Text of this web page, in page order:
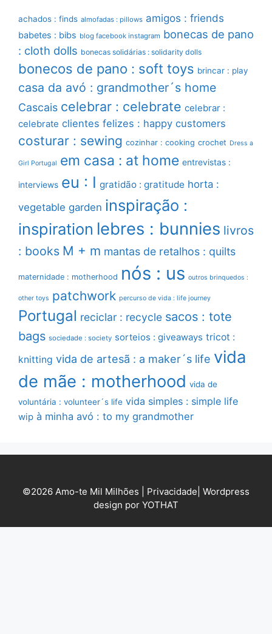
achados : finds almofadas : pillows amigos : friends
babetes : bibs blog facebook instagram bonecas de pano
: cloth dolls bonecas solidárias : solidarity dolls
bonecos de pano : soft toys brincar : play
casa da avó : grandmother´s home
Cascais celebrar : celebrate celebrar :
celebrate clientes felizes : happy customers
costurar : sewing cozinhar : cooking crochet Dress a
Girl Portugal em casa : at home entrevistas :
interviews eu : I gratidão : gratitude horta :
vegetable garden inspiração :
inspiration lebres : bunnies livros
: books M + m mantas de retalhos : quilts
maternidade : motherhood nós : us outros brinquedos :
other toys patchwork percurso de vida : life journey
Portugal reciclar : recycle sacos : tote
bags sociedade : society sorteios : giveaways tricot :
knitting vida de artesã : a maker´s life vida
de mãe : motherhood vida de
voluntária : volunteer´s life vida simples : simple life
wip à minha avó : to my grandmother
©2026 Amo-te Mil Milhões | Privacidade Wordpress
design por YOTHAT